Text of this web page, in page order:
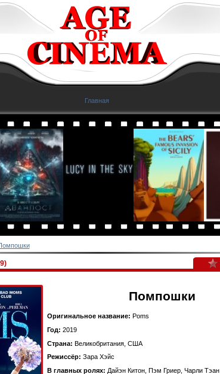
Главная
Помпошки
Оригинальное название: Poms
Год: 2019
Страна: Великобритания, США
Режиссёр: Зара Хэйс
В главных ролях: Дайэн Китон, Пэм Гриер, Чарли Тэан